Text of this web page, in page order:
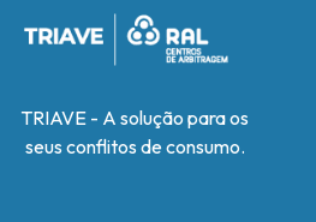
TRIAVE - A solução para os
seus conflitos de consumo.